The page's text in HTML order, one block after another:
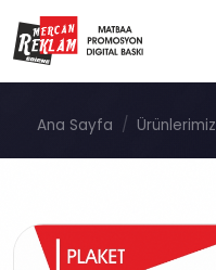
Ana Sayfa Ürünlerimiz